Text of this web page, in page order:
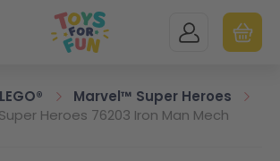
MEIN KONTO
LEGO®
Marvel™ Super Heroes
Heroes 76203 Iron Man Mech